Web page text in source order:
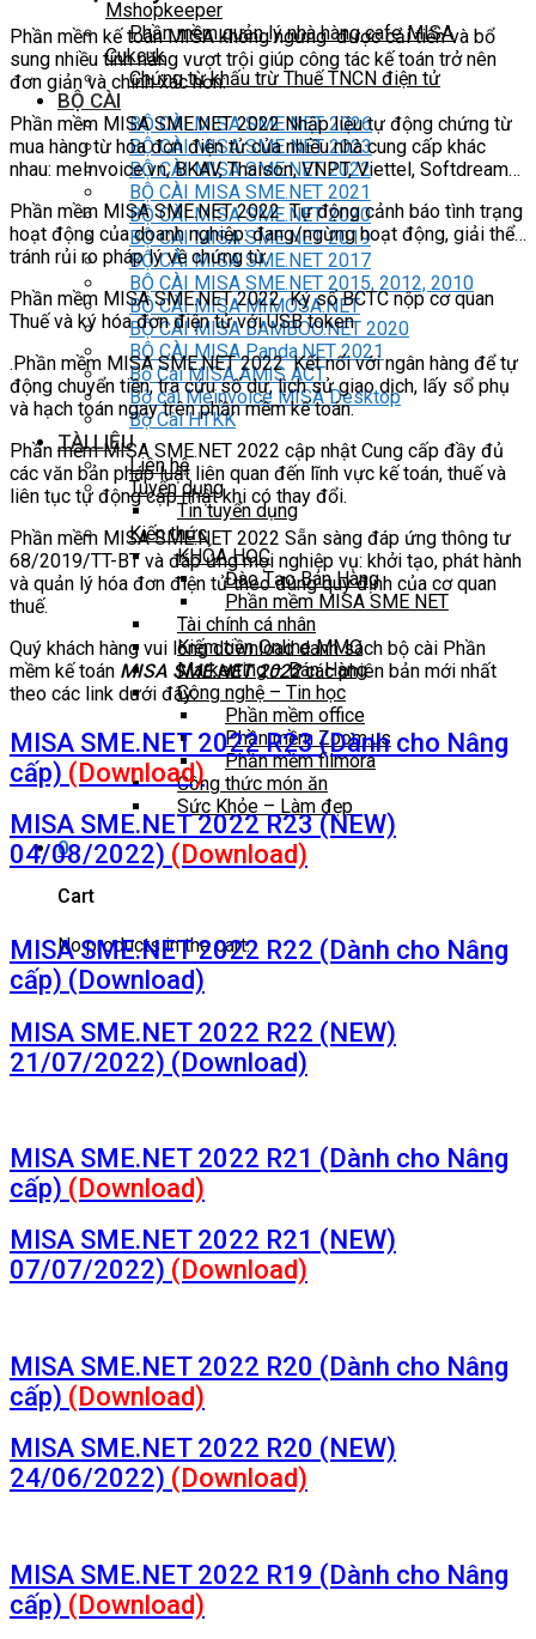
Mshopkeeper
Phần mềm quản lý nhà hàng cafe MISA
Cukcuk
Chứng từ khấu trừ Thuế TNCN điện tử
BỘ CÀI
BỘ CÀI MISA SME NET 2026
BỘ CÀI MISA SME NET 2023
BỘ CÀI MISA SME.NET 2022
BỘ CÀI MISA SME.NET 2021
BỘ CÀI MISA SME.NET 2020
BỘ CÀI MISA SME.NET 2019
BỘ CÀI MISA SME.NET 2017
BỘ CÀI MISA SME.NET 2015, 2012, 2010
BỘ CÀI MISA MIMOSA.NET
BỘ CÀI MISA BAMBOO.NET 2020
BỘ CÀI MISA Panda.NET 2021
Bộ Cài MISA AMIS ACT
Bộ cài Meinvoice MISA Desktop
Bộ Cài HTKK
TÀI LIỆU
Liên hệ
Tuyển dụng
Tin tuyển dụng
Kiến thức
KHÓA HỌC
Đào Tạo Bán Hàng
Phần mềm MISA SME NET
Tài chính cá nhân
Kiếm tiền Online MMO
Markerting – Bán Hàng
Công nghệ – Tin học
Phần mềm office
Phần mềm Zoom.us
Phần mềm filmora
Công thức món ăn
Sức Khỏe – Làm đẹp
0
Cart
No products in the cart.
Phần mềm kế toán MISA không ngừng được cải tiến và bổ
sung nhiều tính năng vượt trội giúp công tác kế toán trở nên
đơn giản và chính xác hơn:
Phần mềm MISA SME.NET 2022 Nhập liệu tự động chứng từ
mua hàng từ hóa đơn điện tử của nhiều nhà cung cấp khác
nhau: meInvoice.vn, BKAV, Thaison, VNPT, Viettel, Softdream…
Phần mềm MISA SME.NET 2022 Tự động cảnh báo tình trạng
hoạt động của doanh nghiệp: đang/ngừng hoạt động, giải thể…
tránh rủi ro pháp lý về chứng từ.
Phần mềm MISA SME.NET 2022 Ký số BCTC nộp cơ quan
Thuế và ký hóa đơn điện tử với USB token
.Phần mềm MISA SME.NET 2022 Kết nối với ngân hàng để tự
động chuyển tiền, tra cứu số dư, lịch sử giao dịch, lấy sổ phụ
và hạch toán ngay trên phần mềm kế toán.
Phần mềm MISA SME.NET 2022 cập nhật Cung cấp đầy đủ
các văn bản pháp luật liên quan đến lĩnh vực kế toán, thuế và
liên tục tự động cập nhật khi có thay đổi.
Phần mềm MISA SME.NET 2022 Sẵn sàng đáp ứng thông tư
68/2019/TT-BT và đáp ứng mọi nghiệp vụ: khởi tạo, phát hành
và quản lý hóa đơn điện tử theo đúng quy định của cơ quan
thuế.
Quý khách hàng vui lòng download danh sách bộ cài Phần
mềm kế toán MISA SME.NET 2022 các phiên bản mới nhất
theo các link dưới đây:
MISA SME.NET 2022 R23 (Dành cho Nâng
cấp) (Download)
MISA SME.NET 2022 R23 (NEW)
04/08/2022) (Download)
MISA SME.NET 2022 R22 (Dành cho Nâng
cấp) (Download)
MISA SME.NET 2022 R22 (NEW)
21/07/2022) (Download)
MISA SME.NET 2022 R21 (Dành cho Nâng
cấp) (Download)
MISA SME.NET 2022 R21 (NEW)
07/07/2022) (Download)
MISA SME.NET 2022 R20 (Dành cho Nâng
cấp) (Download)
MISA SME.NET 2022 R20 (NEW)
24/06/2022) (Download)
MISA SME.NET 2022 R19 (Dành cho Nâng
cấp) (Download)